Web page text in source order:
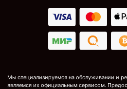
Мы специализируемся на обслуживании и
являемся их официальным сервисом.